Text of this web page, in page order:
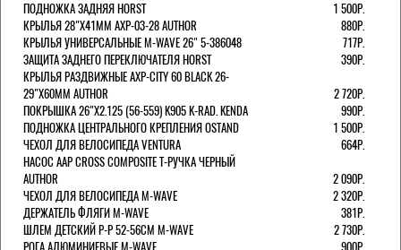
ПОДНОЖКА ЗАДНЯЯ HORST
1 500Р.
КРЫЛЬЯ 28"Х41ММ AXP-03-28 AUTHOR
880Р.
КРЫЛЬЯ УНИВЕРСАЛЬНЫЕ M-WAVE 26" 5-386048
717Р.
ЗАЩИТА ЗАДНЕГО ПЕРЕКЛЮЧАТЕЛЯ HORST
390Р.
КРЫЛЬЯ РАЗДВИЖНЫЕ AXP-CITY 60 BLACK 26-
29"Х60ММ AUTHOR
2 720Р.
ПОКРЫШКА 26"Х2.125 (56-559) K905 K-RAD. KENDA
990Р.
ПОДНОЖКА ЦЕНТРАЛЬНОГО КРЕПЛЕНИЯ OSTAND
1 500Р.
ЧЕХОЛ ДЛЯ ВЕЛОСИПЕДА VENTURA
664Р.
НАСОС AAP CROSS COMPOSITE Т-РУЧКА ЧЕРНЫЙ
AUTHOR
2 090Р.
ЧЕХОЛ ДЛЯ ВЕЛОСИПЕДА M-WAVE
2 320Р.
ДЕРЖАТЕЛЬ ФЛЯГИ M-WAVE
381Р.
ШЛЕМ ДЕТСКИЙ Р-Р 52-56СМ M-WAVE
2 730Р.
РОГА АЛЮМИНИЕВЫЕ M-WAVE
900Р.